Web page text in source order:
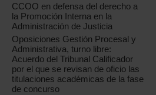
CCOO en defensa del derecho a
la Promoción Interna en la
Administración de Justicia
Oposiciones Gestión Procesal y
Administrativa, turno libre:
Acuerdo del Tribunal Calificador
por el que se revisan de oficio las
titulaciones académicas de la fase
de concurso